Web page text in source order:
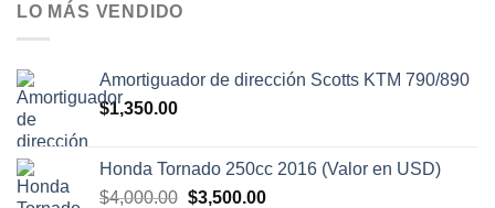
LO MÁS VENDIDO
Amortiguador de dirección Scotts KTM 790/890
$1,350.00
Honda Tornado 250cc 2016 (Valor en USD)
$4,000.00 El
$3,500.00El